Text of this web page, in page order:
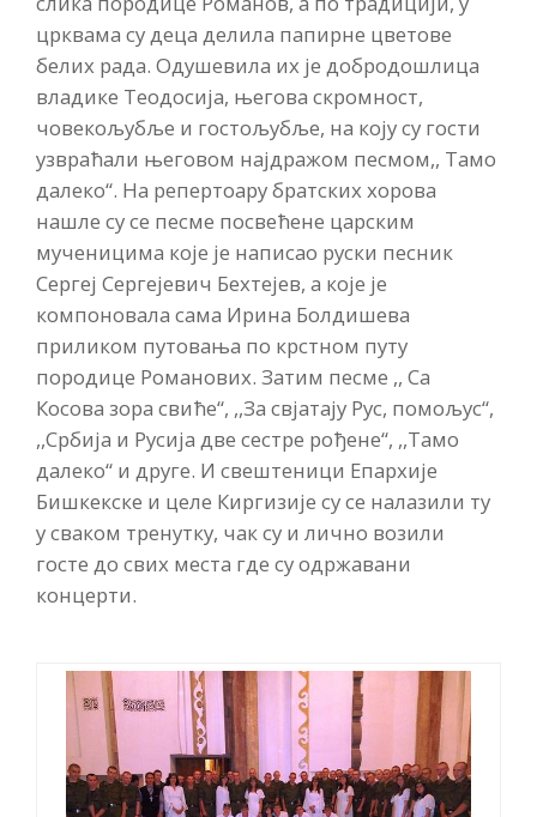
црквама су деца делила папирне цветове
белих рада. Одушевила их је добродошлица
владике Теодосија, његова скромност,
човекољубље и гостољубље, на коју су гости
узвраћали његовом најдражом песмом,, Тамо
далеко“. На репертоару братских хорова
нашле су се песме посвећене царским
мученицима које је написао руски песник
Сергеј Сергејевич Бехтејев, а које је
компоновала сама Ирина Болдишева
приликом путовања по крстном путу
породице Романових. Затим песме ,, Са
Косова зора свиће“, ,,За свјатају Рус, помољус“,
,,Србија и Русија две сестре рођене“, ,,Тамо
далеко“ и друге. И свештеници Епархије
Бишкекске и целе Киргизије су се налазили ту
у сваком тренутку, чак су и лично возили
госте до свих места где су одржавани
концерти.